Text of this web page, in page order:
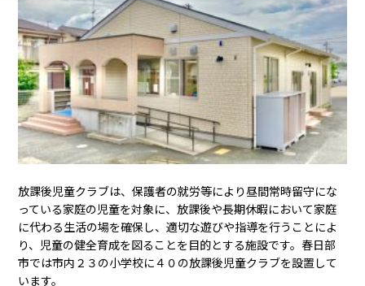
放課後児童クラブは、保護者の就労等により昼間常時留守にな
っている家庭の児童を対象に、放課後や長期休暇において家庭
に代わる生活の場を確保し、適切な遊びや指導を行うことによ
り、児童の健全育成を図ることを目的とする施設です。春日部
市では市内２３の小学校に４０の放課後児童クラブを設置して
います。